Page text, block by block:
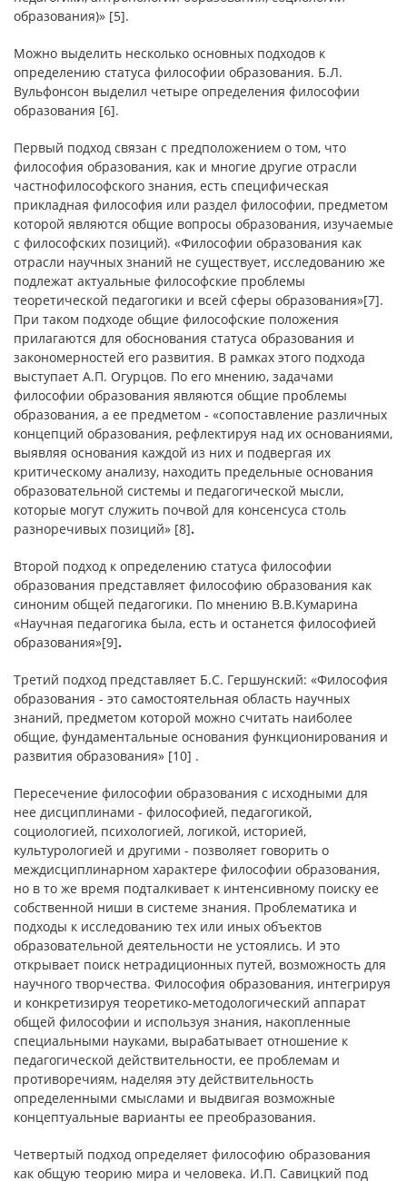
образования)» [5].
Можно выделить несколько основных подходов к
определению статуса философии образования. Б.Л.
Вульфонсон выделил четыре определения философии
образования [6].
Первый подход связан с предположением о том, что
философия образования, как и многие другие отрасли
частнофилософского знания, есть специфическая
прикладная философия или раздел философии, предметом
которой являются общие вопросы образования, изучаемые
с философских позиций). «Философии образования как
отрасли научных знаний не существует, исследованию же
подлежат актуальные философские проблемы
теоретической педагогики и всей сферы образования»[7].
При таком подходе общие философские положения
прилагаются для обоснования статуса образования и
закономерностей его развития. В рамках этого подхода
выступает А.П. Огурцов. По его мнению, задачами
философии образования являются общие проблемы
образования, а ее предметом - «сопоставление различных
концепций образования, рефлектируя над их основаниями,
выявляя основания каждой из них и подвергая их
критическому анализу, находить предельные основания
образовательной системы и педагогической мысли,
которые могут служить почвой для консенсуса столь
разноречивых позиций» [8].
Второй подход к определению статуса философии
образования представляет философию образования как
синоним общей педагогики. По мнению В.В.Кумарина
«Научная педагогика была, есть и останется философией
образования»[9].
Третий подход представляет Б.С. Гершунский: «Философия
образования - это самостоятельная область научных
знаний, предметом которой можно считать наиболее
общие, фундаментальные основания функционирования и
развития образования» [10] .
Пересечение философии образования с исходными для
нее дисциплинами - философией, педагогикой,
социологией, психологией, логикой, историей,
культурологией и другими - позволяет говорить о
междисциплинарном характере философии образования,
но в то же время подталкивает к интенсивному поиску ее
собственной ниши в системе знания. Проблематика и
подходы к исследованию тех или иных объектов
образовательной деятельности не устоялись. И это
открывает поиск нетрадиционных путей, возможность для
научного творчества. Философия образования, интегрируя
и конкретизируя теоретико-методологический аппарат
общей философии и используя знания, накопленные
специальными науками, вырабатывает отношение к
педагогической действительности, ее проблемам и
противоречиям, наделяя эту действительность
определенными смыслами и выдвигая возможные
концептуальные варианты ее преобразования.
Четвертый подход определяет философию образования
как общую теорию мира и человека. И.П. Савицкий под